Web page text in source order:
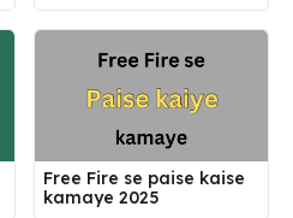
Free Fire se paise kaise
kamaye 2025